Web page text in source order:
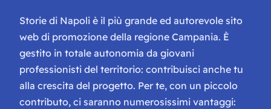
Storie di Napoli è il più grande ed autorevole sito
web di promozione della regione Campania. È
gestito in totale autonomia da giovani
professionisti del territorio: contribuisci anche tu
alla crescita del progetto. Per te, con un piccolo
contributo, ci saranno numerosissimi vantaggi: